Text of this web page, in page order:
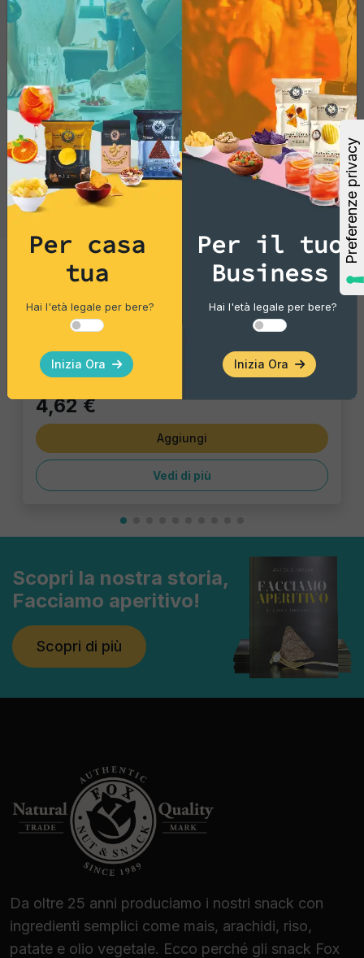
Tortillas/Nacho/Crisp/Garganelli
Tortilla Chili
Pacco singolo
4,62 €
Aggiungi
Vedi di più
Scopri la nostra storia,
Facciamo aperitivo!
Scopri di più
Da oltre 25 anni produciamo i nostri snack con
ingredienti semplici come mais, arachidi, riso,
patate e olio vegetale. Ecco perché gli snack Fox
Per casa
tua
Hai l'età legale per bere?
Inizia Ora
Per il tuo
Business
Hai l'età legale per bere?
Inizia Ora